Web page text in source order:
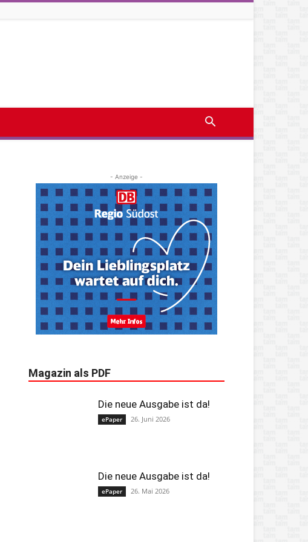
- Anzeige -
Magazin als PDF
Die neue Ausgabe ist da!
ePaper 26. Juni 2026
Die neue Ausgabe ist da!
ePaper 26. Mai 2026